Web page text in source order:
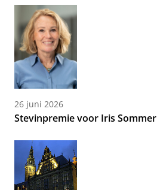
26 juni 2026
Stevinpremie voor Iris Sommer